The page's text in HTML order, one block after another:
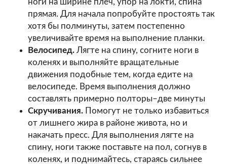
прямая. Для начала попробуйте простоять так
хотя бы полминуты, затем постепенно
увеличивайте время на выполнение планки.
Велосипед. Лягте на спину, согните ноги в
коленях и выполняйте вращательные
движения подобные тем, когда едите на
велосипеде. Время выполнения должно
составлять примерно полторы–две минуты
Скручивания. Помогут не только избавиться
от лишнего жира в районе живота, но и
накачать пресс. Для выполнения лягте на
спину, ноги также поставьте на пол, согнув в
коленях, и поднимайтесь, стараясь сильнее